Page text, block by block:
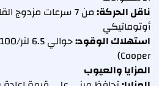
ناقل الحركة:
أوتوماتيكي
استهلاك الوقود:
Cooper)
المزايا والعيوب